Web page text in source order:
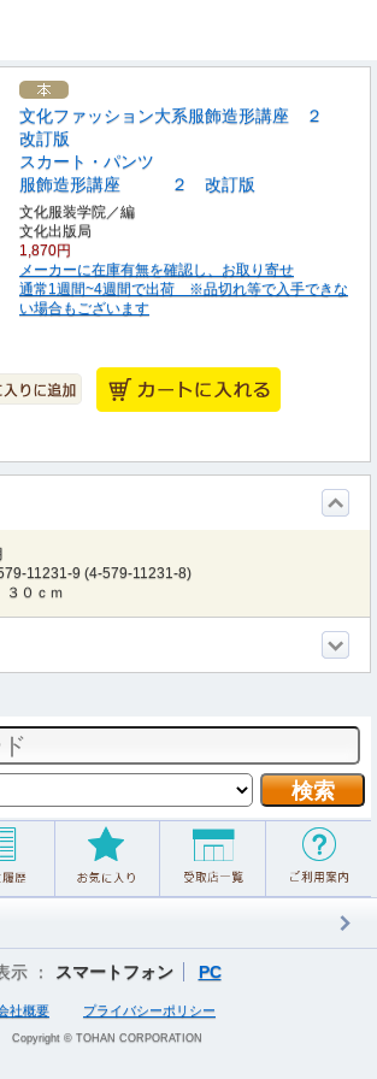
文化ファッション大系服飾造形講座 ２
改訂版
スカート・パンツ
服飾造形講座 ２ 改訂版
文化服装学院／編
文化出版局
1,870円
メーカーに在庫有無を確認し、お取り寄せ
通常1週間~4週間で出荷 ※品切れ等で入手できな
い場合もございます
11231-9 (4-579-11231-8)
０ｃｍ
示 ： スマートフォン PC
社概要 プライバシーポリシー
Copyright © TOHAN CORPORATION